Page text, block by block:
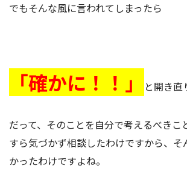
でもそんな風に言われてしまったら
「確かに！！」 と開き直
だって、そのことを自分で考えるべきこ
すら気づかず相談したわけですから、そ
かったわけですよね。